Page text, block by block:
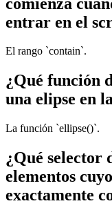
entrar en el
El rango `contain`.
¿Qué función
una elipse en
La función `ellipse()`.
¿Qué selector
elementos
exactamente